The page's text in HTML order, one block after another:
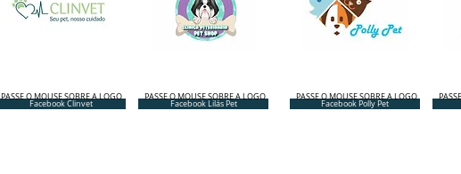
Facebook Clinvet Facebook Lilás Pet Facebook Polly Pet
PASSE O MOUSE SOBRE A LOGO PASSE O MOUSE SOBRE A LOGO PASSE O MOUSE SOBRE A LOGO